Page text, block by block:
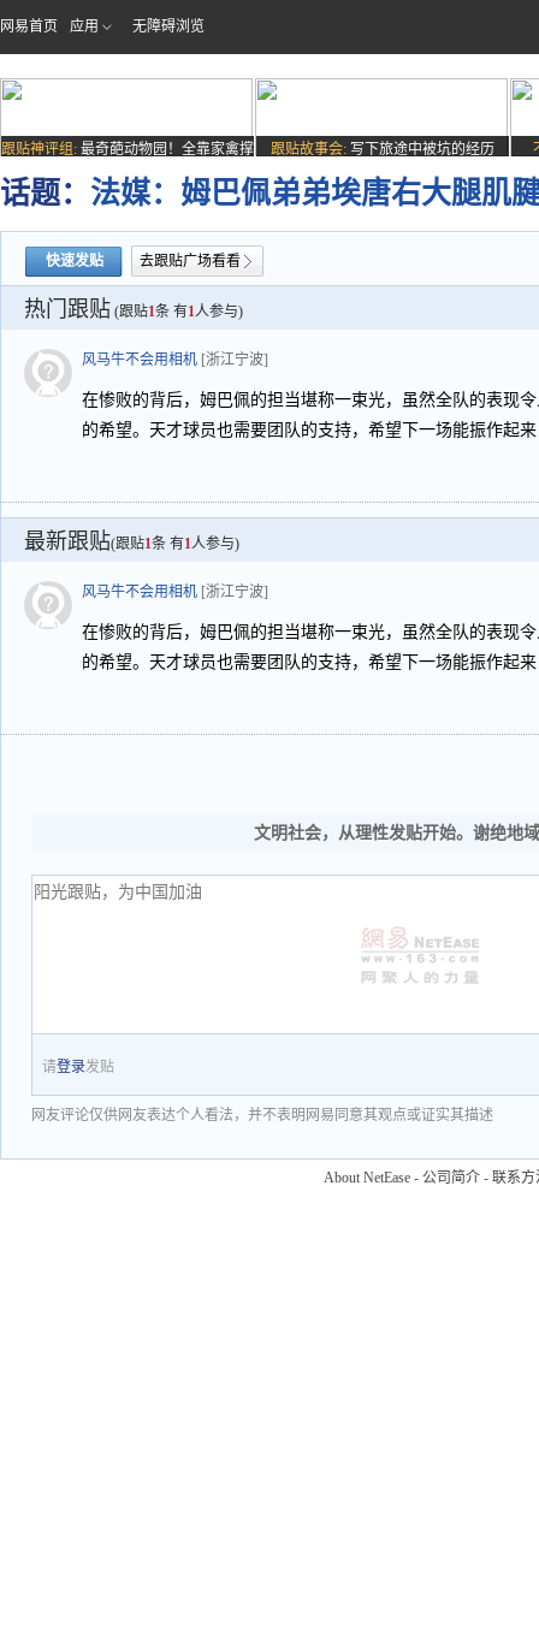
网易首页 应用 无障碍浏览
跟贴神评组: 最奇葩动物园！全靠家禽撑
场子
跟贴故事会: 写下旅途中被坑的经历
话题： 法媒：姆巴佩弟弟埃唐右大腿肌
快速发贴 去跟贴广场看看
热门跟贴 (跟贴1条 有1人参与)
风马牛不会用相机 [浙江宁波]
在惨败的背后，姆巴佩的担当堪称一束光，虽然全队的表现
的希望。天才球员也需要团队的支持，希望下一场能振作起来
最新跟贴(跟贴1条 有1人参与)
风马牛不会用相机 [浙江宁波]
在惨败的背后，姆巴佩的担当堪称一束光，虽然全队的表现
的希望。天才球员也需要团队的支持，希望下一场能振作起来
文明社会，从理性发贴开始。谢绝地
请登录发贴
网友评论仅供网友表达个人看法，并不表明网易同意其观点或证实其描述
About NetEase - 公司简介 - 联系方